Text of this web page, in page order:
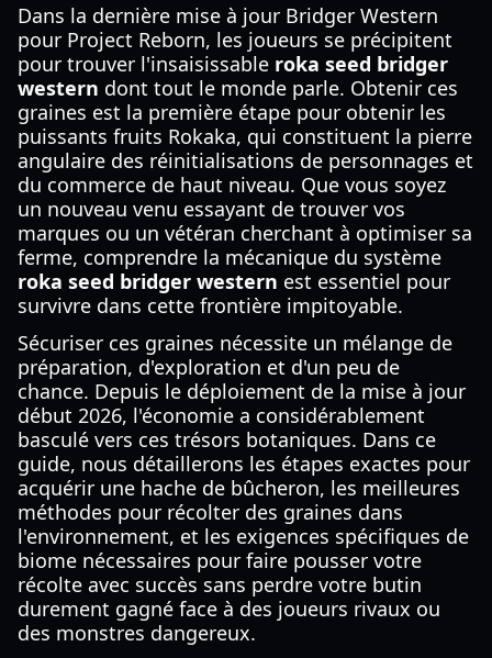
Dans la dernière mise à jour Bridger Western
pour Project Reborn, les joueurs se précipitent
pour trouver l'insaisissable roka seed bridger
western dont tout le monde parle. Obtenir ces
graines est la première étape pour obtenir les
puissants fruits Rokaka, qui constituent la pierre
angulaire des réinitialisations de personnages et
du commerce de haut niveau. Que vous soyez
un nouveau venu essayant de trouver vos
marques ou un vétéran cherchant à optimiser sa
ferme, comprendre la mécanique du système
roka seed bridger western est essentiel pour
survivre dans cette frontière impitoyable.
Sécuriser ces graines nécessite un mélange de
préparation, d'exploration et d'un peu de
chance. Depuis le déploiement de la mise à jour
début 2026, l'économie a considérablement
basculé vers ces trésors botaniques. Dans ce
guide, nous détaillerons les étapes exactes pour
acquérir une hache de bûcheron, les meilleures
méthodes pour récolter des graines dans
l'environnement, et les exigences spécifiques de
biome nécessaires pour faire pousser votre
récolte avec succès sans perdre votre butin
durement gagné face à des joueurs rivaux ou
des monstres dangereux.